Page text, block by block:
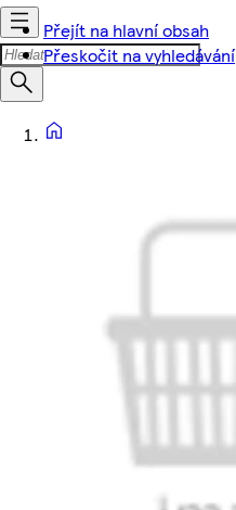
Přejít na hlavní obsah
Přeskočit na vyhledávání